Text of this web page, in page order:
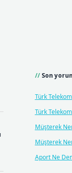
Son
Türk
Türk
Müşterek
Müşterek
Aport Ne